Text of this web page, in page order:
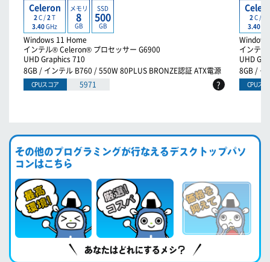
Celeron
2C /2T
3.40GHz
メモリ
8
GB
SSD
500
GB
Windows 11 Home
インテル® Celeron® プロセッサー G6900
UHD Graphics 710
8GB / インテル B760 / 550W 80PLUS BRONZE認証 ATX電源
CPUスコア 5971 ?
2C /
3.40
インテ
UHD
8GB / イ
CPUス
その他のプログラミングが行なえるデスクトップパソ
コンはこちら
あなたはどれにするメシ？